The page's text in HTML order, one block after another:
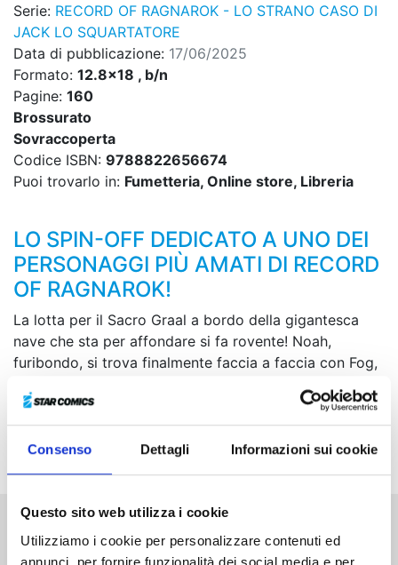
Consenso Dettagli Informazioni sui cookie
Questo sito web utilizza i cookie
Utilizziamo i cookie per personalizzare contenuti ed
annunci, per fornire funzionalità dei social media e per
Serie: RECORD OF RAGNAROK - LO STRANO CASO DI
JACK LO SQUARTATORE
Data di pubblicazione: 17/06/2025
Formato: 12.8x18 , b/n
Pagine: 160
Brossurato
Sovraccoperta
Codice ISBN: 9788822656674
Puoi trovarlo in: Fumetteria, Online store, Libreria
LO SPIN-OFF DEDICATO A UNO DEI
PERSONAGGI PIÙ AMATI DI RECORD
OF RAGNAROK!
La lotta per il Sacro Graal a bordo della gigantesca
nave che sta per affondare si fa rovente! Noah,
furibondo, si trova finalmente faccia a faccia con Fog,
di questa sfida fra i tre combattenti più forti,
l’eccitamento di Jack raggiunge il suo culmine! Inoltre,
viene fatta luce sulle origini di Fog, il re della malavita!
Altri volumi della serie